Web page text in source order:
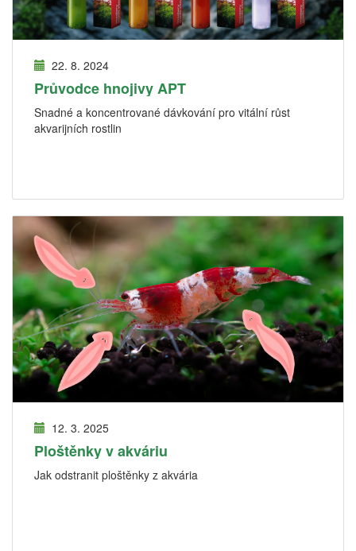
22. 8. 2024
Průvodce hnojivy APT
Snadné a koncentrované dávkování pro vitální růst
akvarijních rostlin
12. 3. 2025
Ploštěnky v akváriu
Jak odstranit ploštěnky z akvária